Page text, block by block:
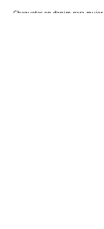
Chaquetas en denim para mujer